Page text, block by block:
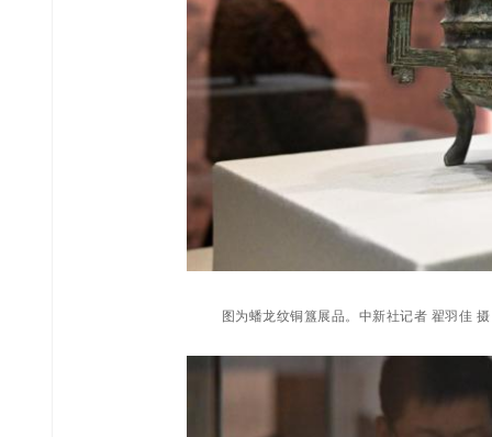
图为蟠龙纹铜簋展品。中新社记者 翟羽佳